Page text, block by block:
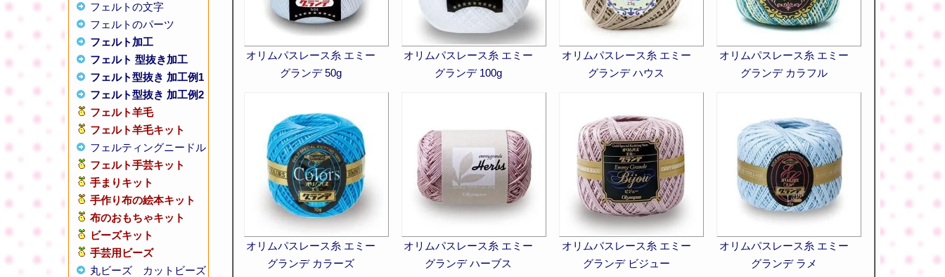
フェルトの文字
フェルトのパーツ
フェルト加工
フェルト 型抜き加工
フェルト型抜き 加工例1
フェルト型抜き 加工例2
フェルト羊毛
フェルト羊毛キット
フェルティングニードル
フェルト手芸キット
手まりキット
手作り布の絵本キット
布のおもちゃキット
ビーズキット
手芸用ビーズ
丸ビーズ
カットビーズ
オリムパスレース糸 エミー
グランデ 50g
オリムパスレース糸 エミー
グランデ 100g
オリムパスレース糸 エミー
グランデ ハウス
オリムパスレース糸 エミー
グランデ カラフル
オリムパスレース糸 エミー
グランデ カラーズ
オリムパスレース糸 エミー
グランデ ハーブス
オリムパスレース糸 エミー
グランデ ビジュー
オリムパスレース糸 エミー
グランデ ラメ